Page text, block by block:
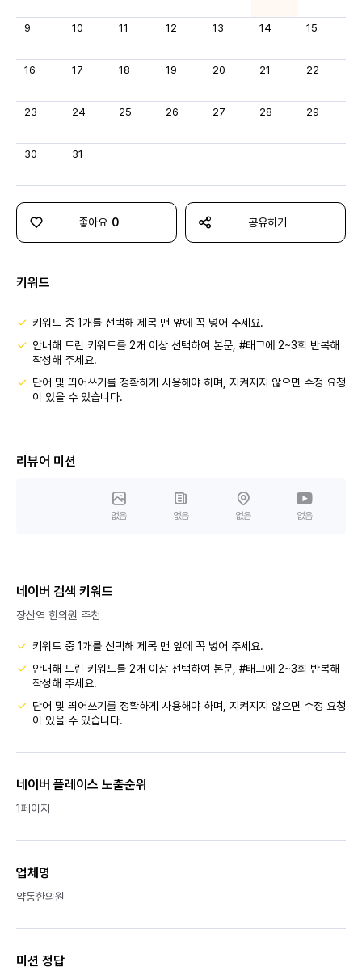
9 10 11 12 13 14 15
16 17 18 19 20 21 22
23 24 25 26 27 28 29
30 31
좋아요 0 공유하기
키워드
키워드 중 1개를 선택해 제목 맨 앞에 꼭 넣어 주세요.
안내해 드린 키워드를 2개 이상 선택하여 본문, #태그에 2~3회 반복해
작성해 주세요.
단어 및 띄어쓰기를 정확하게 사용해야 하며, 지켜지지 않으면 수정 요청
이 있을 수 있습니다.
리뷰어 미션
없음 없음 없음 없음
네이버 검색 키워드
장산역 한의원 추천
키워드 중 1개를 선택해 제목 맨 앞에 꼭 넣어 주세요.
안내해 드린 키워드를 2개 이상 선택하여 본문, #태그에 2~3회 반복해
작성해 주세요.
단어 및 띄어쓰기를 정확하게 사용해야 하며, 지켜지지 않으면 수정 요청
이 있을 수 있습니다.
네이버 플레이스 노출순위
1페이지
업체명
약동한의원
미션 정답